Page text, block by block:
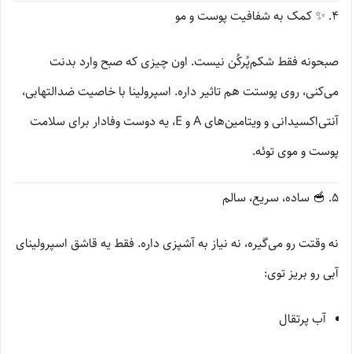
۴. ✨ کمک به شفافیت پوست و مو
صبحونه فقط شکم‌پُرکُن نیست. اون چیزی که صبح وارد بدنت
می‌کنی، روی پوستت هم تاثیر داره. اسپرولینا با خاصیت ضدالتهابی،
آنتی‌اکسیدانی و ویتامین‌های A و E، یه دوست وفادار برای سلامت
پوست و موی توئه.
۵. 🥣 ساده، سریع، سالم
نه وقتت رو می‌گیره، نه نیاز به آشپزی داره. فقط یه قاشق اسپرولینای
آبی رو بریز توی:
آب پرتقال